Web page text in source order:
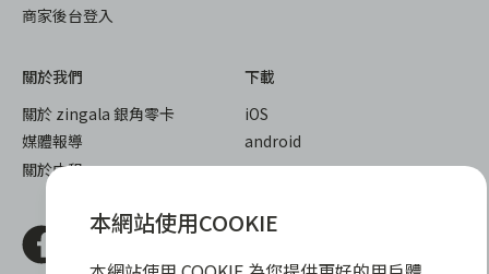
商家後台登入
關於我們
關於 zingala 銀角零卡
媒體報導
關於中租
下載
iOS
android
本網站使用COOKIE